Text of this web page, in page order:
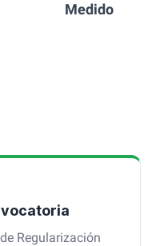
Medido
Regularización